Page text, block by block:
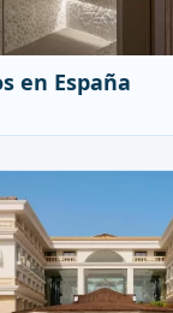
en España